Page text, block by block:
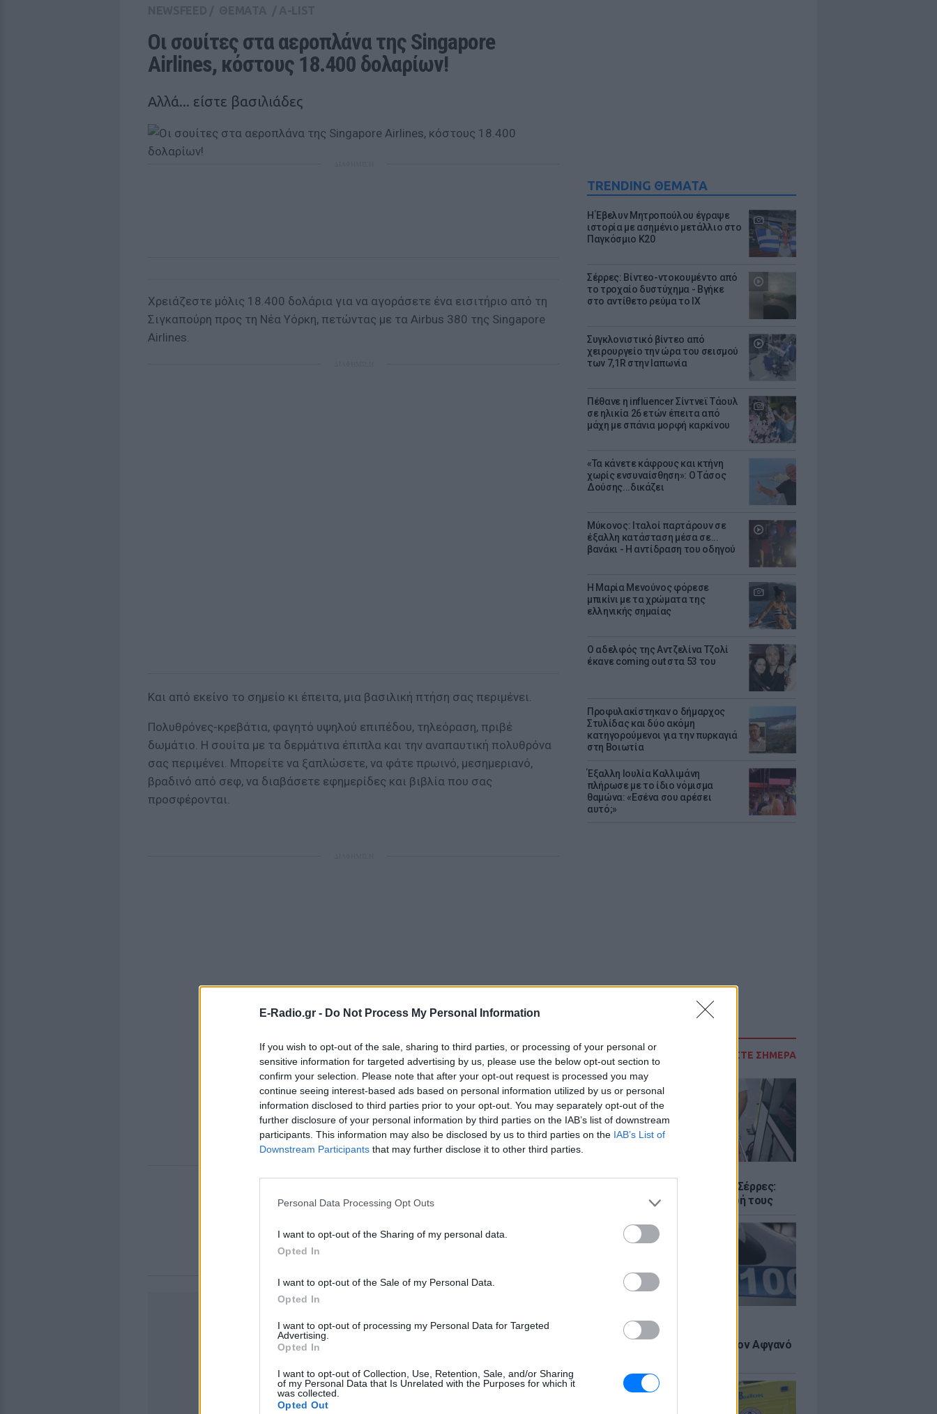
E-Radio.gr - Do Not Process My Personal Information
If you wish to opt-out of the sale, sharing to third parties, or processing of your personal or
sensitive information for targeted advertising by us, please use the below opt-out section to
confirm your selection. Please note that after your opt-out request is processed you may
continue seeing interest-based ads based on personal information utilized by us or personal
information disclosed to third parties prior to your opt-out. You may separately opt-out of the
further disclosure of your personal information by third parties on the IAB’s list of downstream
participants. This information may also be disclosed by us to third parties on the IAB’s List of
Downstream Participants that may further disclose it to other third parties.
Personal Data Processing Opt Outs
I want to opt-out of the Sharing of my personal data.
Opted In
I want to opt-out of the Sale of my Personal Data.
Opted In
I want to opt-out of processing my Personal Data for Targeted
Advertising.
Opted In
I want to opt-out of Collection, Use, Retention, Sale, and/or Sharing
of my Personal Data that Is Unrelated with the Purposes for which it
was collected.
Opted Out
TRENDING ΘΕΜΑΤΑ
Η Έβελυν Μητροπούλου έγραψε
ιστορία με ασημένιο μετάλλιο στο
Παγκόσμιο Κ20
Σέρρες: Βίντεο-ντοκουμέντο από
το τροχαίο δυστύχημα - Βγήκε
στο αντίθετο ρεύμα το ΙΧ
Συγκλονιστικό βίντεο από
χειρουργείο την ώρα του σεισμού
των 7,1R στην Ιαπωνία
Πέθανε η influencer Σίντνεϊ Τάουλ
σε ηλικία 26 ετών έπειτα από
μάχη με σπάνια μορφή καρκίνου
«Τα κάνετε κάφρους και κτήνη
χωρίς ενσυναίσθηση»: Ο Τάσος
Δούσης...δικάζει
Μύκονος: Ιταλοί παρτάρουν σε
έξαλλη κατάσταση μέσα σε...
βανάκι - Η αντίδραση του οδηγού
Η Μαρία Μενούνος φόρεσε
μπικίνι με τα χρώματα της
ελληνικής σημαίας
Ο αδελφός της Αντζελίνα Τζολί
έκανε coming out στα 53 του
Προφυλακίστηκαν ο δήμαρχος
Στυλίδας και δύο ακόμη
κατηγορούμενοι για την πυρκαγιά
στη Βοιωτία
Έξαλλη Ιουλία Καλλιμάνη
πλήρωσε με το ίδιο νόμισμα
θαμώνα: «Εσένα σου αρέσει
αυτό;»
ΔΙΑΒΑΣΤΕ ΣΗΜΕΡΑ
Τροχαίο με δύο νεκρούς στις Σέρρες:
Μητέρα και γιος έχασαν τη ζωή τους
«Δεν το πιστεύουμε», λένε οι
Αμερικανοί που υιοθέτησαν τον Αφγανό
Οι σουίτες στα αεροπλάνα της Singapore
Airlines, κόστους 18.400 δολαρίων!
Αλλά... είστε βασιλιάδες
Χρειάζεστε μόλις 18.400 δολάρια για να αγοράσετε ένα εισιτήριο από τη
Σιγκαπούρη προς τη Νέα Υόρκη, πετώντας με τα Airbus 380 της Singapore
Airlines.
Και από εκείνο το σημείο κι έπειτα, μια βασιλική πτήση σας περιμένει.
Πολυθρόνες-κρεβάτια, φαγητό υψηλού επιπέδου, τηλεόραση, πριβέ
δωμάτιο. Η σουίτα με τα δερμάτινα έπιπλα και την αναπαυτική πολυθρόνα
σας περιμένει. Μπορείτε να ξαπλώσετε, να φάτε πρωινό, μεσημεριανό,
βραδινό από σεφ, να διαβάσετε εφημερίδες και βιβλία που σας
προσφέρονται.